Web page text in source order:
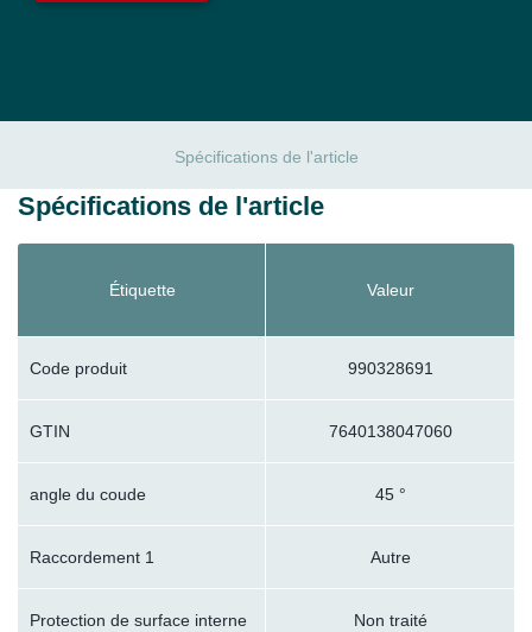
Spécifications de l'article
Spécifications de l'article
Étiquette Valeur
Code produit 990328691
GTIN 7640138047060
angle du coude 45 °
Raccordement 1 Autre
Protection de surface interne Non traité